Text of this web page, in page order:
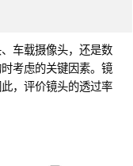
车载摄像头，还是数
考虑的关键因素。镜
，评价镜头的透过率